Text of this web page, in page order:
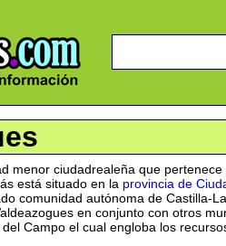
menor ciudadrealeña que
está situado en la provincia de
comunidad autónoma de Castilla-
en conjunto con otros
Campo el cual engloba los